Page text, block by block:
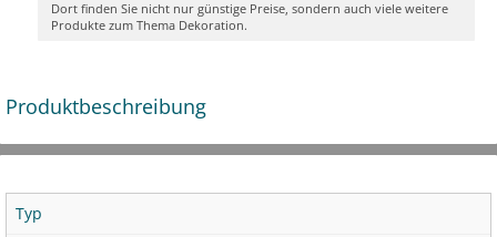
Dort finden Sie nicht nur günstige Preise, sondern auch viele weitere
Produkte zum Thema Dekoration.
Produktbeschreibung
Typ